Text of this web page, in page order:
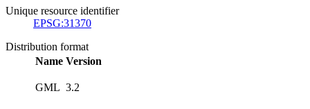
Unique resource identifier
EPSG:31370
Distribution format
Name Version
GML 3.2